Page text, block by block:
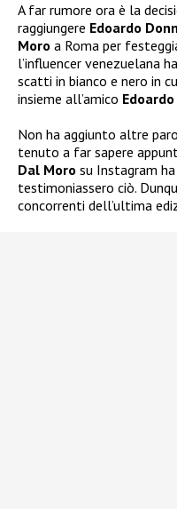
A far rumore ora è la
raggiungere Edoardo
Moro a Roma per
l’influencer venezuelana
scatti in bianco e nero in
insieme all’amico Edoardo
Non ha aggiunto altre
tenuto a far sapere
Dal Moro su Instagram
testimoniassero ciò.
concorrenti dell’ultima